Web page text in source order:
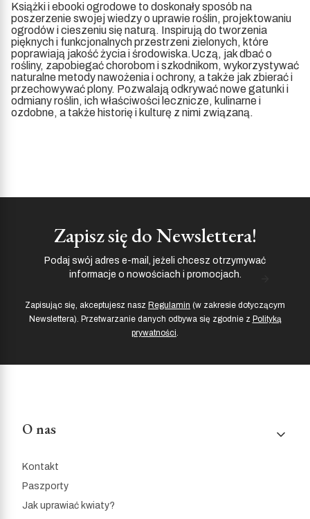
Książki i ebooki ogrodowe to doskonały sposób na
poszerzenie swojej wiedzy o uprawie roślin, projektowaniu
ogrodów i cieszeniu się naturą. Inspirują do tworzenia
pięknych i funkcjonalnych przestrzeni zielonych, które
poprawiają jakość życia i środowiska.Uczą, jak dbać o
rośliny, zapobiegać chorobom i szkodnikom, wykorzystywać
naturalne metody nawożenia i ochrony, a także jak zbierać i
przechowywać plony. Pozwalają odkrywać nowe gatunki i
odmiany roślin, ich właściwości lecznicze, kulinarne i
ozdobne, a także historię i kulturę z nimi związaną.
Zapisz się do Newslettera!
Podaj swój adres e-mail, jeżeli chcesz otrzymywać
informacje o nowościach i promocjach.
Zapisując się, akceptujesz nasz Regulamin (w zakresie dotyczącym
Newslettera). Przetwarzanie danych odbywa się zgodnie z Polityką
prywatności.
Linki w stopce
O nas
Kontakt
Paszporty
Jak uprawiać kwiaty?